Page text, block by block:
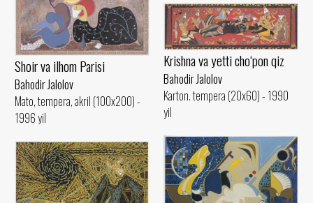
Shoir va ilhom Parisi
Bahodir Jalolov
Mato, tempera, akril (100x200) -
1996 yil
Krishna va yetti cho‘pon qiz
Bahodir Jalolov
Karton. tempera (20x60) - 1990
yil